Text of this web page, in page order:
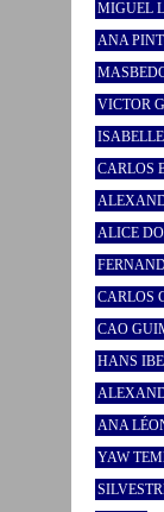
MIGUEL
ANA
VICTOR
CARLOS
ALICE
CARLOS
CAO
HANS
ANA
YAW